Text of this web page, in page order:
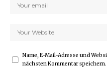
Name, E-Mail-Adresse und
nächsten Kommentar speichern.